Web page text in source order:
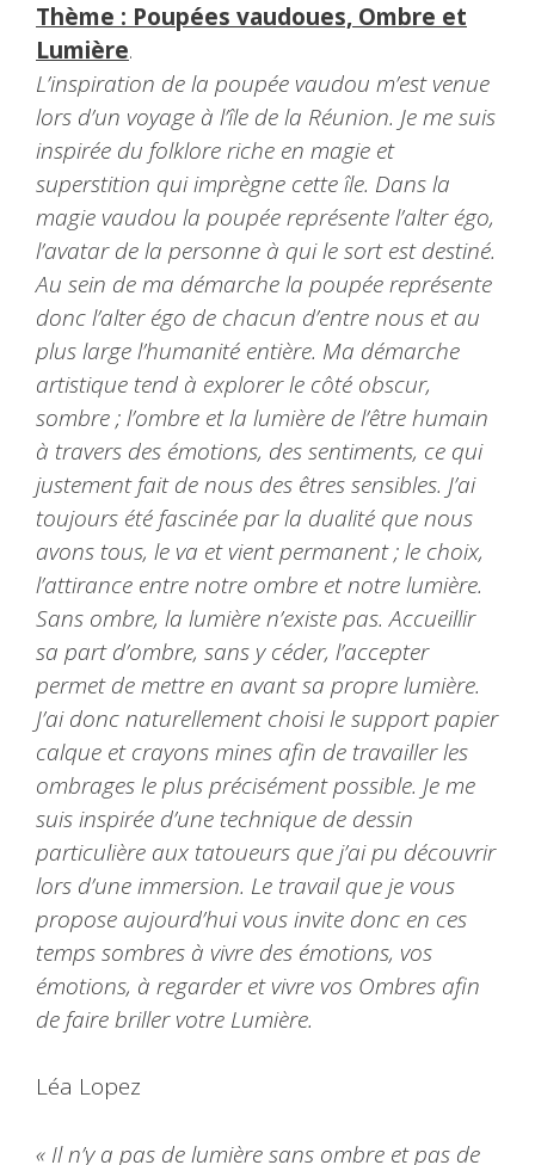
Thème : Poupées vaudoues, Ombre et
Lumière.
L’inspiration de la poupée vaudou m’est venue
lors d’un voyage à l’île de la Réunion. Je me suis
inspirée du folklore riche en magie et
superstition qui imprègne cette île. Dans la
magie vaudou la poupée représente l’alter égo,
l’avatar de la personne à qui le sort est destiné.
Au sein de ma démarche la poupée représente
donc l’alter égo de chacun d’entre nous et au
plus large l’humanité entière. Ma démarche
artistique tend à explorer le côté obscur,
sombre ; l’ombre et la lumière de l’être humain
à travers des émotions, des sentiments, ce qui
justement fait de nous des êtres sensibles. J’ai
toujours été fascinée par la dualité que nous
avons tous, le va et vient permanent ; le choix,
l’attirance entre notre ombre et notre lumière.
Sans ombre, la lumière n’existe pas. Accueillir
sa part d’ombre, sans y céder, l’accepter
permet de mettre en avant sa propre lumière.
J’ai donc naturellement choisi le support papier
calque et crayons mines afin de travailler les
ombrages le plus précisément possible. Je me
suis inspirée d’une technique de dessin
particulière aux tatoueurs que j’ai pu découvrir
lors d’une immersion. Le travail que je vous
propose aujourd’hui vous invite donc en ces
temps sombres à vivre des émotions, vos
émotions, à regarder et vivre vos Ombres afin
de faire briller votre Lumière.
Léa Lopez
« Il n’y a pas de lumière sans ombre et pas de